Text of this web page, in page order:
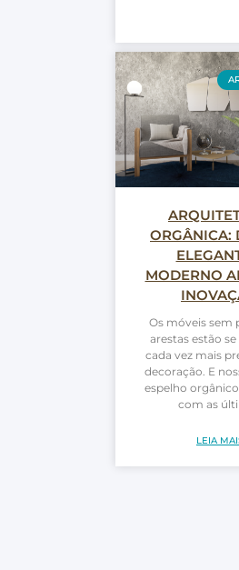
ORGÂNICA:
MODERNO
Os móveis sem
arestas estão
cada vez mais
decoração. E
espelho
com as
LEIA